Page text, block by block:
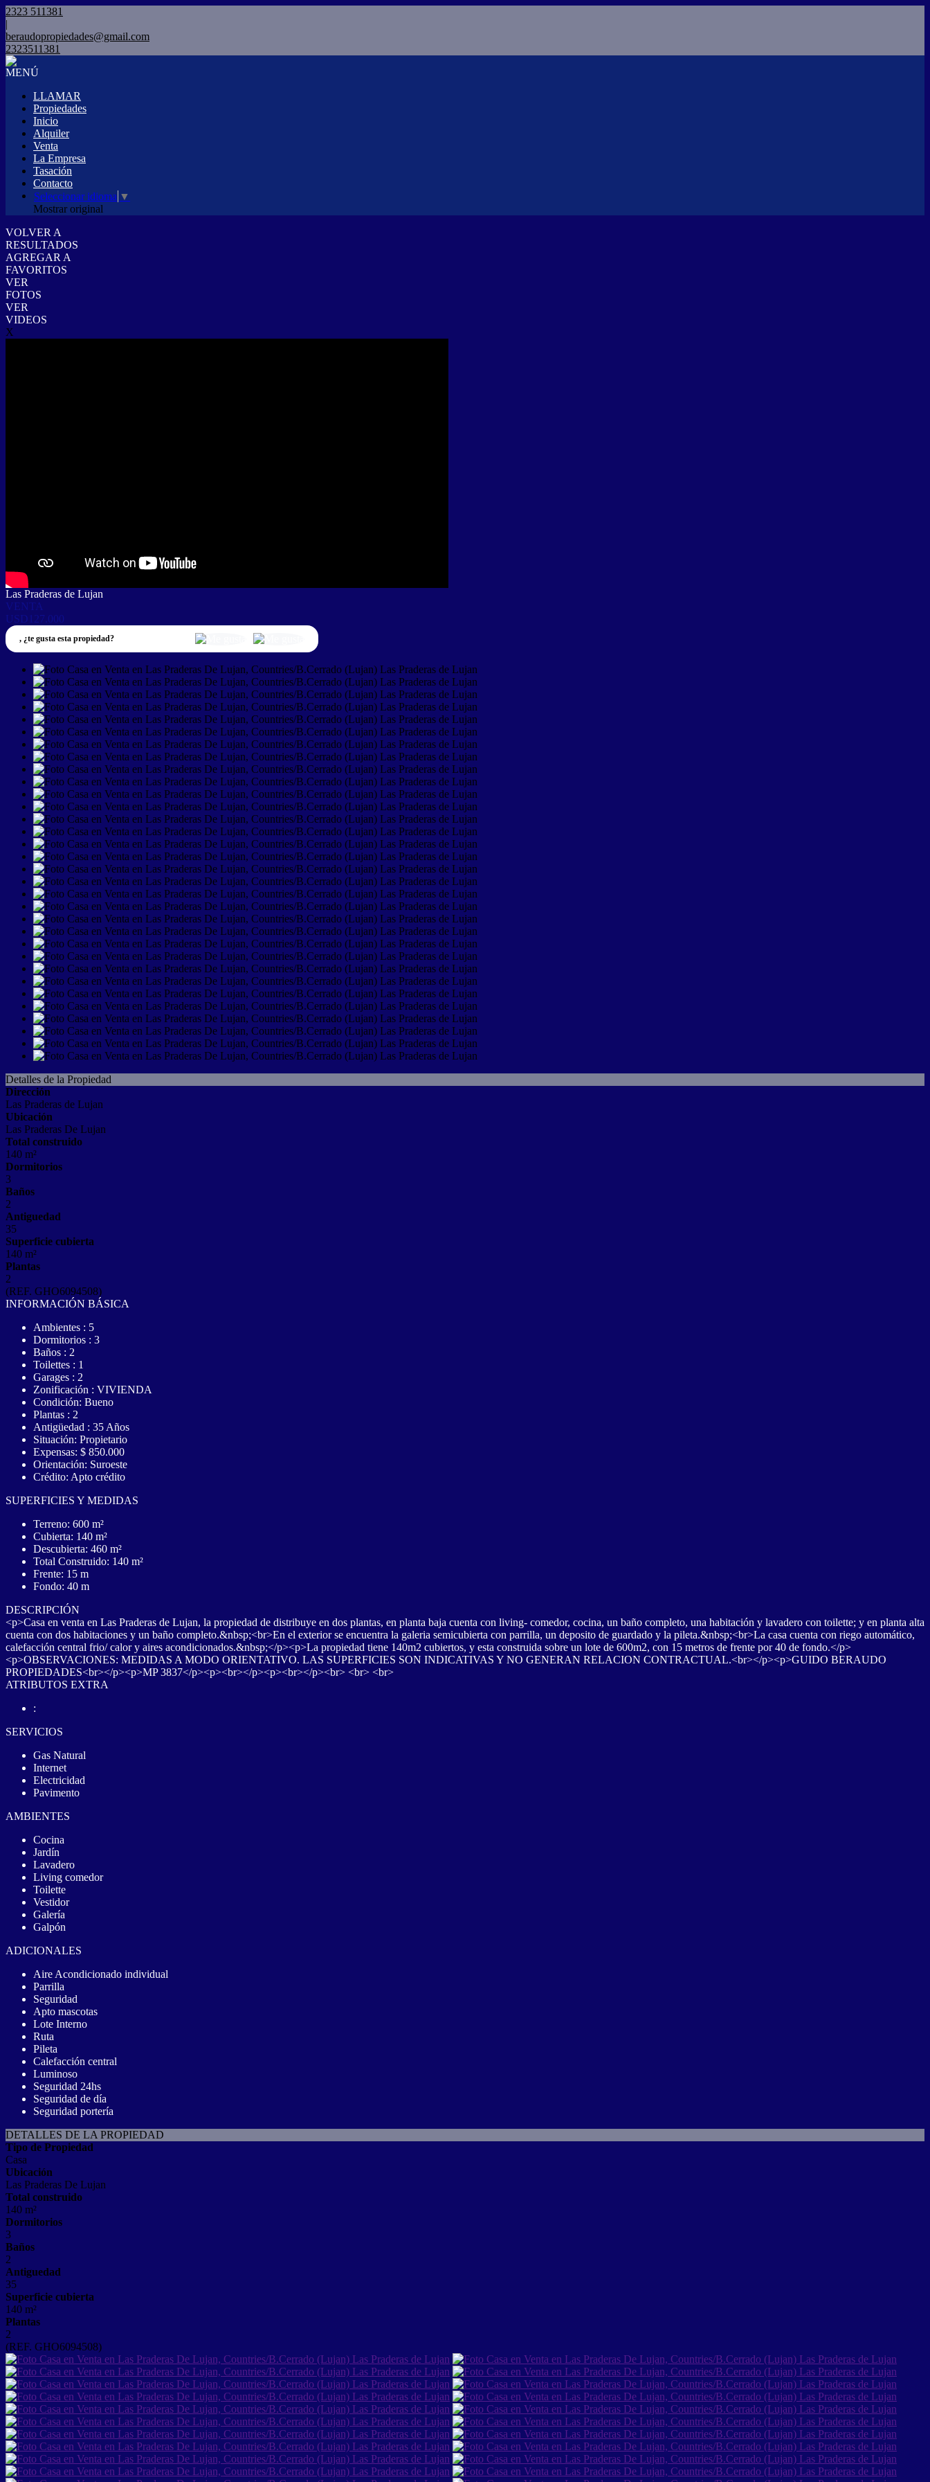
2323 511381
|
beraudopropiedades@gmail.com
2323511381
MENÚ
LLAMAR
Propiedades
Inicio
Alquiler
Venta
La Empresa
Tasación
Contacto
Seleccionar idioma ▼
Mostrar original
VOLVER A
RESULTADOS
AGREGAR A
FAVORITOS
VER
FOTOS
VER
VIDEOS
X
Las Praderas de Lujan
VENTA
USD127.000
, ¿te gusta esta propiedad?
Detalles de la Propiedad
Dirección
Las Praderas de Lujan
Ubicación
Las Praderas De Lujan
Total construido
140 m²
Dormitorios
3
Baños
2
Antiguedad
35
Superficie cubierta
140 m²
Plantas
2
(REF. GHO6094508)
INFORMACIÓN BÁSICA
Ambientes : 5
Dormitorios : 3
Baños : 2
Toilettes : 1
Garages : 2
Zonificación : VIVIENDA
Condición: Bueno
Plantas : 2
Antigüedad : 35 Años
Situación: Propietario
Expensas: $ 850.000
Orientación: Suroeste
Crédito: Apto crédito
SUPERFICIES Y MEDIDAS
Terreno: 600 m²
Cubierta: 140 m²
Descubierta: 460 m²
Total Construido: 140 m²
Frente: 15 m
Fondo: 40 m
DESCRIPCIÓN
<p>Casa en venta en Las Praderas de Lujan, la propiedad de distribuye en dos plantas, en planta baja cuenta con living- comedor, cocina, un baño completo, una habitación y lavadero con toilette; y en planta alta
cuenta con dos habitaciones y un baño completo.&nbsp;<br>En el exterior se encuentra la galeria semicubierta con parrilla, un deposito de guardado y la pileta.&nbsp;<br>La casa cuenta con riego automático,
calefacción central frio/ calor y aires acondicionados.&nbsp;</p><p>La propiedad tiene 140m2 cubiertos, y esta construida sobre un lote de 600m2, con 15 metros de frente por 40 de fondo.</p>
<p>OBSERVACIONES: MEDIDAS A MODO ORIENTATIVO. LAS SUPERFICIES SON INDICATIVAS Y NO GENERAN RELACION CONTRACTUAL.<br></p><p>GUIDO BERAUDO
PROPIEDADES<br></p><p>MP 3837</p><p><br></p><p><br></p><br> <br> <br>
ATRIBUTOS EXTRA
:
SERVICIOS
Gas Natural
Internet
Electricidad
Pavimento
AMBIENTES
Cocina
Jardín
Lavadero
Living comedor
Toilette
Vestidor
Galería
Galpón
ADICIONALES
Aire Acondicionado individual
Parrilla
Seguridad
Apto mascotas
Lote Interno
Ruta
Pileta
Calefacción central
Luminoso
Seguridad 24hs
Seguridad de día
Seguridad portería
DETALLES DE LA PROPIEDAD
Tipo de Propiedad
Casa
Ubicación
Las Praderas De Lujan
Total construido
140 m²
Dormitorios
3
Baños
2
Antiguedad
35
Superficie cubierta
140 m²
Plantas
2
(REF. GHO6094508)